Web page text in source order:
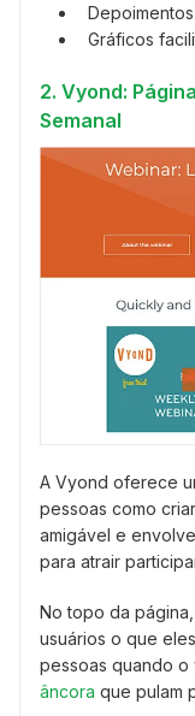
Gráficos
2. Vyond:
Semanal
A Vyond oferece
pessoas como
amigável e
para atrair
No topo da
usuários o que
pessoas quando o
âncora que pulam